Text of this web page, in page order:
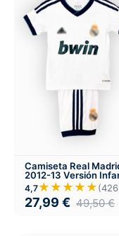
Camiseta Real
2012-13 Versión
Local
4,7★★★★★
27,99 € 49,50€